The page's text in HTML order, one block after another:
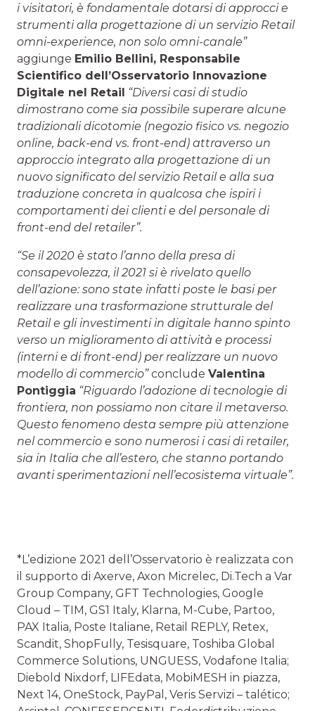
i visitatori, è fondamentale dotarsi di approcci e
strumenti alla progettazione di un servizio Retail
omni-experience, non solo omni-canale”
aggiunge Emilio Bellini, Responsabile
Scientifico dell’Osservatorio Innovazione
Digitale nel Retail “Diversi casi di studio
dimostrano come sia possibile superare alcune
tradizionali dicotomie (negozio fisico vs. negozio
online, back-end vs. front-end) attraverso un
approccio integrato alla progettazione di un
nuovo significato del servizio Retail e alla sua
traduzione concreta in qualcosa che ispiri i
comportamenti dei clienti e del personale di
front-end del retailer”.
“Se il 2020 è stato l’anno della presa di
consapevolezza, il 2021 si è rivelato quello
dell’azione: sono state infatti poste le basi per
realizzare una trasformazione strutturale del
Retail e gli investimenti in digitale hanno spinto
verso un miglioramento di attività e processi
(interni e di front-end) per realizzare un nuovo
modello di commercio”conclude Valentina
Pontiggia “Riguardo l’adozione di tecnologie di
frontiera, non possiamo non citare il metaverso.
Questo fenomeno desta sempre più attenzione
nel commercio e sono numerosi i casi di retailer,
sia in Italia che all’estero, che stanno portando
avanti sperimentazioni nell’ecosistema virtuale”.
*L’edizione 2021 dell’Osservatorio è realizzata con
il supporto di Axerve, Axon Micrelec, Di.Tech a Var
Group Company, GFT Technologies, Google
Cloud – TIM, GS1 Italy, Klarna, M-Cube, Partoo,
PAX Italia, Poste Italiane, Retail REPLY, Retex,
Scandit, ShopFully, Tesisquare, Toshiba Global
Commerce Solutions, UNGUESS, Vodafone Italia;
Diebold Nixdorf, LIFEdata, MobiMESH in piazza,
Next 14, OneStock, PayPal, Veris Servizi – talético;